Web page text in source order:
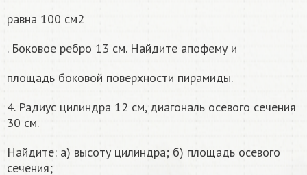
равна 100 см2
. Боковое ребро 13 см. Найдите апофему и
площадь боковой поверхности пирамиды.
4. Радиус цилиндра 12 см, диагональ осевого сечения
30 см.
Найдите: а) высоту цилиндра; б) площадь осевого
сечения;